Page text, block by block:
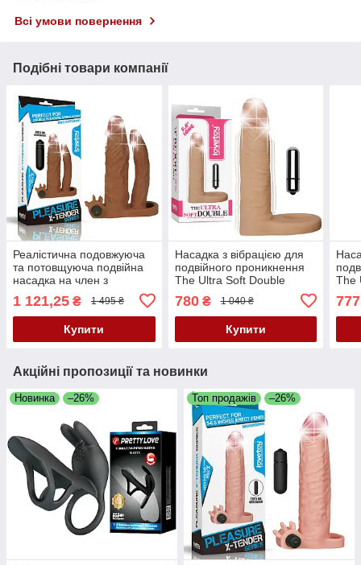
Всі умови повернення
Подібні товари компанії
Реалістична подовжуюча
та потовщуюча подвійна
насадка на член з
Tender Vibrating Double
Penis Sleeve Add 2"
1 121,25 ₴ 1 495 ₴
Купити
Насадка з вібрацією для
подвійного проникнення
The Ultra Soft Double
780₴ 1 040 ₴
Купити
The
777
Акційні пропозиції та новинки
Новинка –26% Топ продажів –26%